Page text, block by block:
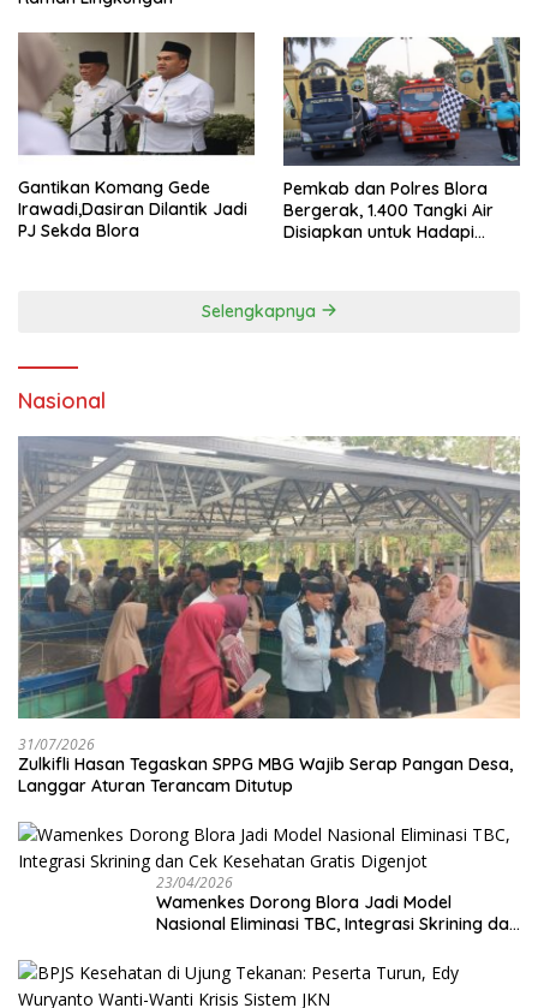
Gantikan Komang Gede
Irawadi,Dasiran Dilantik Jadi
PJ Sekda Blora
Pemkab dan Polres Blora
Bergerak, 1.400 Tangki Air
Disiapkan untuk Hadapi
Selengkapnya
Nasional
31/07/2026
Zulkifli Hasan Tegaskan SPPG MBG Wajib Serap Pangan Desa,
Langgar Aturan Terancam Ditutup
23/04/2026
Wamenkes Dorong Blora Jadi Model
Nasional Eliminasi TBC, Integrasi Skrining dan